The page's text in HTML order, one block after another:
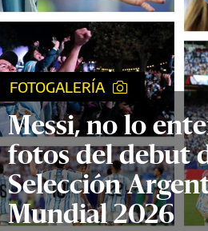
FOTOGALERÍA
Messi, no lo
fotos del debut
Selección
Mundial 2026